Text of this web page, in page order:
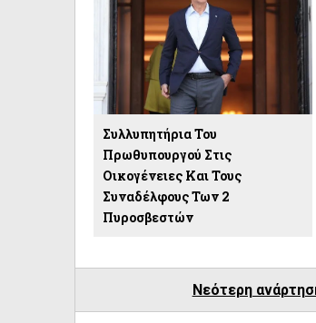
Συλλυπητήρια Του
Πρωθυπουργού Στις
Οικογένειες Και Τους
Συναδέλφους Των 2
Πυροσβεστών
Νεότερη